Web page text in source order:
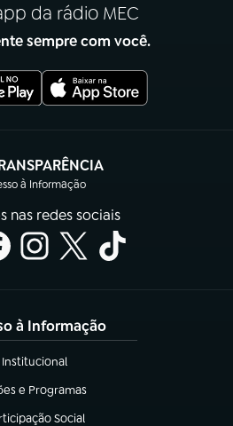
da rádio MEC
sempre com você.
à Informação
(abre em nova aba)
nas redes sociais
à Informação
Institucional
(abre em nova aba)
e Programas
em nova aba)
Social